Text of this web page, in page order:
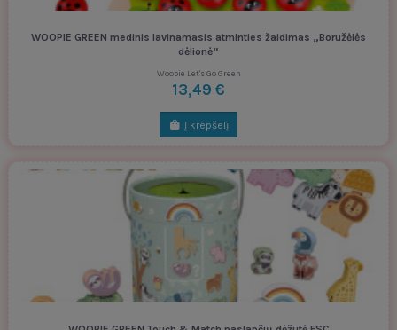
WOOPIE GREEN medinis lavinamasis atminties žaidimas „Boružėlės
dėlionė“
Woopie Let's Go Green
13,49 €
Į krepšelį